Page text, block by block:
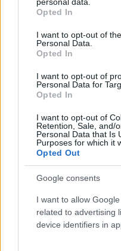
grant or deny consent to
use your data for below
consent section.
Opted In
I want to opt-out of
Personal Data.
Opted In
I want to opt-out of
Personal Data for
Opted In
I want to opt-out of
Retention, Sale, and/
Personal Data that Is
Purposes for which it
Opted Out
Google consents
I want to allow
related to advertising
device identifiers in
Στο πλαίσιο της
δρόμους διεξαγωγής
Την Κυριακή 22